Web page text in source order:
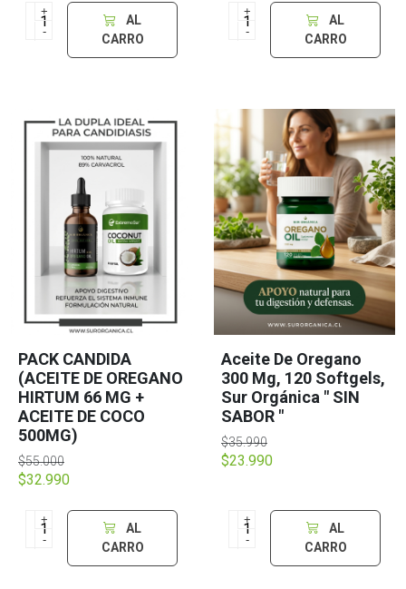
+
-
AL
CARRO
+
-
AL
CARRO
PACK CANDIDA
(ACEITE DE OREGANO
HIRTUM 66 MG +
ACEITE DE COCO
500MG)
$55.000
$32.990
+
-
AL
CARRO
Aceite De Oregano
300 Mg, 120 Softgels,
Sur Orgánica " SIN
SABOR "
$35.990
$23.990
+
-
AL
CARRO